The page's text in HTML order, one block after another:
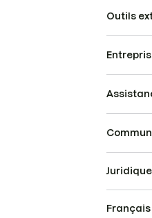
Outils
Juridique
Français